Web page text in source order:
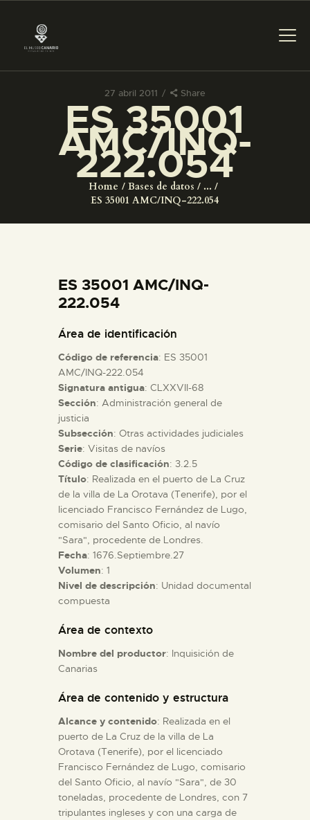
27 abril 2011 Share
ES 35001
AMC/INQ-
222.054
Home Bases de datos
...
ES 35001 AMC/INQ-222.054
PREPARAR LA VISITA
ACTIVIDADES
COLECCIONES
ESPAÑOL
PREPARAR LA VISITA
ACTIVIDADES
█
EL MUSEO
COLECCIONES
ESPAÑOL
ES 35001 AMC/INQ-
222.054
Área de identificación
Código de referencia: ES 35001
AMC/INQ-222.054
Signatura antigua: CLXXVII-68
Sección: Administración general de
justicia
Subsección: Otras actividades judiciales
Serie: Visitas de navíos
Código de clasificación: 3.2.5
Título: Realizada en el puerto de La Cruz
de la villa de La Orotava (Tenerife), por el
licenciado Francisco Fernández de Lugo,
comisario del Santo Oficio, al navío
"Sara", procedente de Londres.
Fecha: 1676.Septiembre.27
Volumen: 1
Nivel de descripción: Unidad documental
compuesta
Área de contexto
Nombre del productor: Inquisición de
Canarias
Área de contenido y estructura
Alcance y contenido: Realizada en el
puerto de La Cruz de la villa de La
Orotava (Tenerife), por el licenciado
Francisco Fernández de Lugo, comisario
del Santo Oficio, al navío "Sara", de 30
toneladas, procedente de Londres, con 7
tripulantes ingleses y con una carga de